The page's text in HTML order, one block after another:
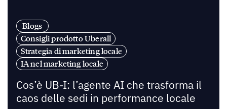
Blogs
Consigli prodotto Uberall
Strategia di marketing locale
IA nel marketing locale
Cos’è UB-I: l’agente AI che trasforma il
caos delle sedi in performance locale